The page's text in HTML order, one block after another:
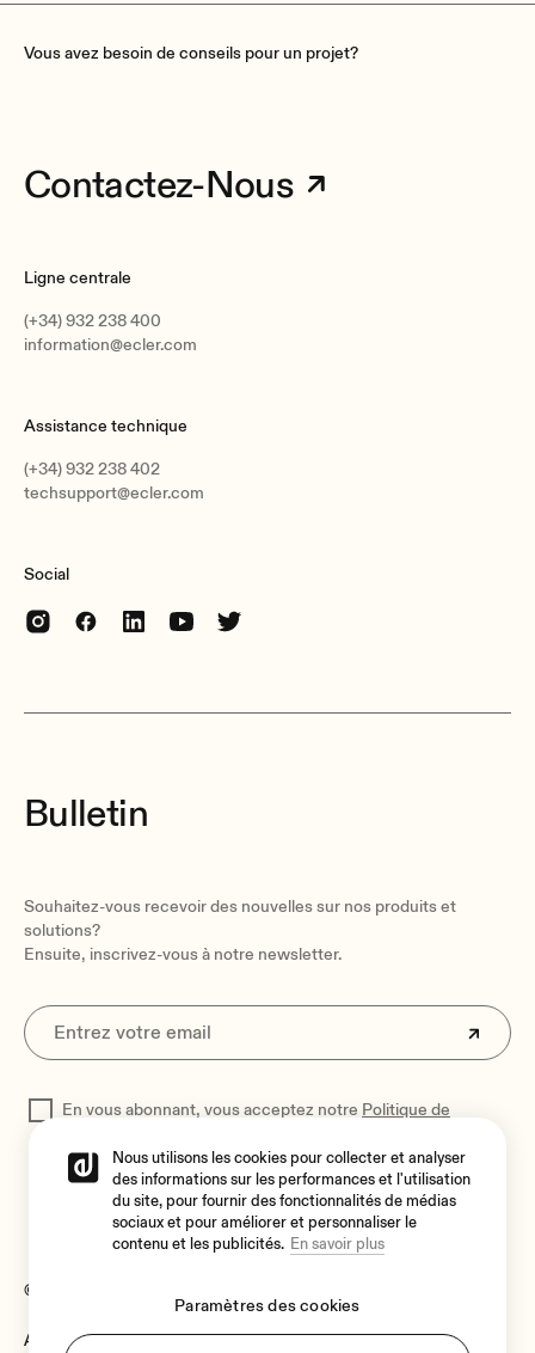
Vous avez besoin de conseils pour un projet?
Contactez-Nous
Ligne centrale
(+34) 932 238 400
information@ecler.com
Assistance technique
(+34) 932 238 402
techsupport@ecler.com
Social
Bulletin
Souhaitez-vous recevoir des nouvelles sur nos produits et
solutions?
Ensuite, inscrivez-vous à notre newsletter.
En vous abonnant, vous acceptez notre Politique de
© 2026 Ecler
Avis juridique Langue
Nous utilisons les cookies pour collecter et analyser
des informations sur les performances et l'utilisation
du site, pour fournir des fonctionnalités de médias
sociaux et pour améliorer et personnaliser le
contenu et les publicités. En savoir plus
Paramètres des cookies